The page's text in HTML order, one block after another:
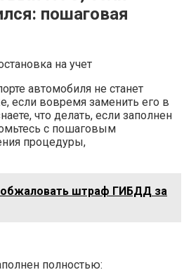
: пошаговая
автомобиля не станет
если вовремя заменить его в
что делать, если заполнен
с пошаговым
процедуры,
обжаловать штраф ГИБДД за
полностью: